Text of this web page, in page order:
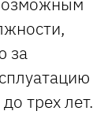
за
трех лет.